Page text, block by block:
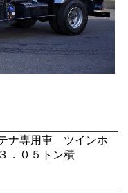
専用車 ツインホ
０５トン積